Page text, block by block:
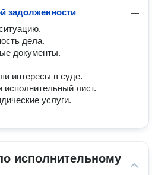
—
задолженности
дела.
документы.
интересы в суде.
лист.
услуги.
исполнительному